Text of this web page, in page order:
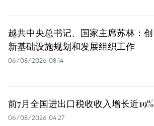
越共中央总书记、国家主席苏林：创
新基础设施规划和发展组织工作
06/08/2026 08:14
前7月全国进出口税收收入增长近19%
06/08/2026 04:27